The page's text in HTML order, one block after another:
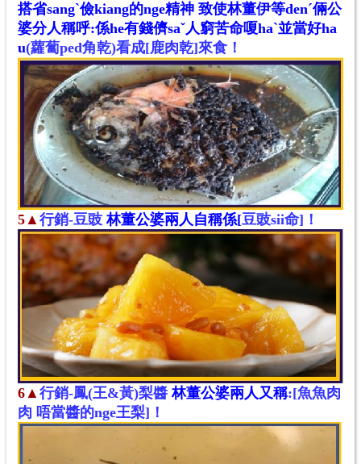
搭省sangˋ儉kiang的nge精神 致使林董伊等denˊ倆公
婆分人稱呼:係he有錢儕saˇ人窮苦命嗄haˋ並當好ha
u(蘿蔔ped角乾)看成[鹿肉乾]來食 ！
5▲ 行銷-豆豉林董公婆兩人自稱係[豆豉sii命] ！
6▲ 行銷-鳳(王&黃)梨醬林董公婆兩人又稱:[魚魚肉
肉 唔當醬的nge王梨] ！